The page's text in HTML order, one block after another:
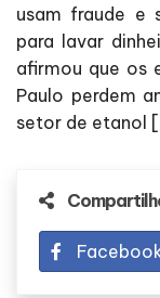
usam fraude e
para lavar
afirmou que os
Paulo perdem
setor de etanol